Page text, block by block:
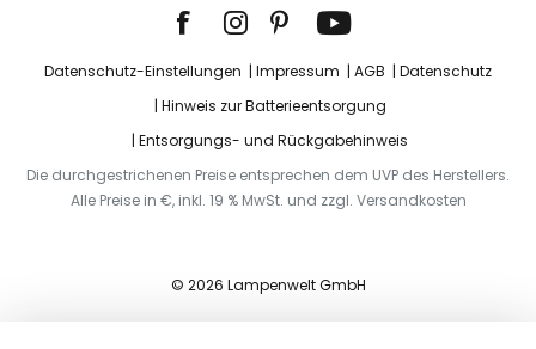
Datenschutz-Einstellungen Impressum AGB
Datenschutz
Hinweis zur Batterieentsorgung
Entsorgungs- und Rückgabehinweis
Die durchgestrichenen Preise entsprechen dem UVP des Herstellers.
Alle Preise in €, inkl. 19 % MwSt. und zzgl. Versandkosten
© 2026 Lampenwelt GmbH